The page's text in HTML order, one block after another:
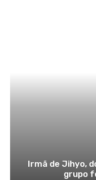
Irmã de Jihyo,
grupo